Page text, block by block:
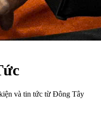
và tin tức từ Đông Tây